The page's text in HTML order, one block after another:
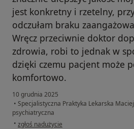
jest konkretny i rzetelny,
odczułam braku
Wręcz przeciwnie doktor
zdrowia, robi to jednak w
dzięki czemu pacjent może
komfortowo.
10 grudnia 2025
• Specjalistyczna Praktyka Lekarska
psychiatryczna
• w opinii użytkownika KS
zgłoś nadużycie